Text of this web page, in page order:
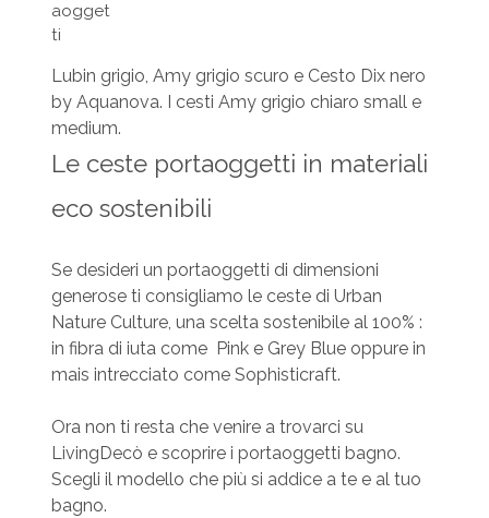
Lubin grigio, Amy grigio scuro e Cesto Dix nero
by Aquanova. I cesti Amy grigio chiaro small e
medium.
Le ceste portaoggetti in materiali
eco sostenibili
Se desideri un portaoggetti di dimensioni
generose ti consigliamo le ceste di Urban
Nature Culture, una scelta sostenibile al 100% :
in fibra di iuta come Pink e Grey Blue oppure in
mais intrecciato come Sophisticraft.
Ora non ti resta che venire a trovarci su
LivingDecò e scoprire i portaoggetti bagno.
Scegli il modello che più si addice a te e al tuo
bagno.